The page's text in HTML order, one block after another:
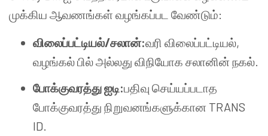
முக்கிய ஆவணங்கள் வழங்கப்பட வேண்டும்:
விலைப்பட்டியல்/சலான்:வரி விலைப்பட்டியல்,
வழங்கல் பில் அல்லது விநியோக சலானின் நகல்.
போக்குவரத்து ஐடி:பதிவு செய்யப்படாத
போக்குவரத்து நிறுவனங்களுக்கான TRANS
ID.